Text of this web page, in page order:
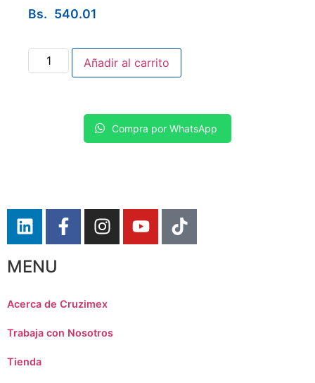
Bs. 540.01
Añadir al carrito
Compra por WhatsApp
MENU
Acerca de Cruzimex
Trabaja con Nosotros
Tienda